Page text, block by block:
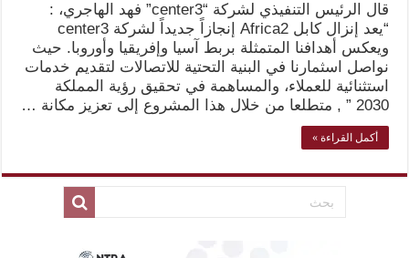
قال الرئيس التنفيذي لشركة “center3” فهد الهاجري، :
“يعد إنزال كابل Africa2 إنجازاً جديداً لشركة center3
ويعكس أهدافنا المتمثلة بربط آسيا وإفريقيا وأوروبا. حيث
نواصل اسثمارنا في البنية التحتية للاتصالات لتقديم خدمات
استثنائية للعملاء، والمساهمة في تحقيق رؤية المملكة
2030 ” , متطلعا من خلال هذا المشروع إلى تعزيز مكانة …
أكمل القراءة »